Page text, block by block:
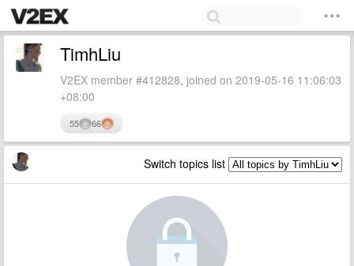
TimhLiu
V2EX member #412828, joined on 2019-05-16 11:06:03
+08:00
55 66
Switch topics list